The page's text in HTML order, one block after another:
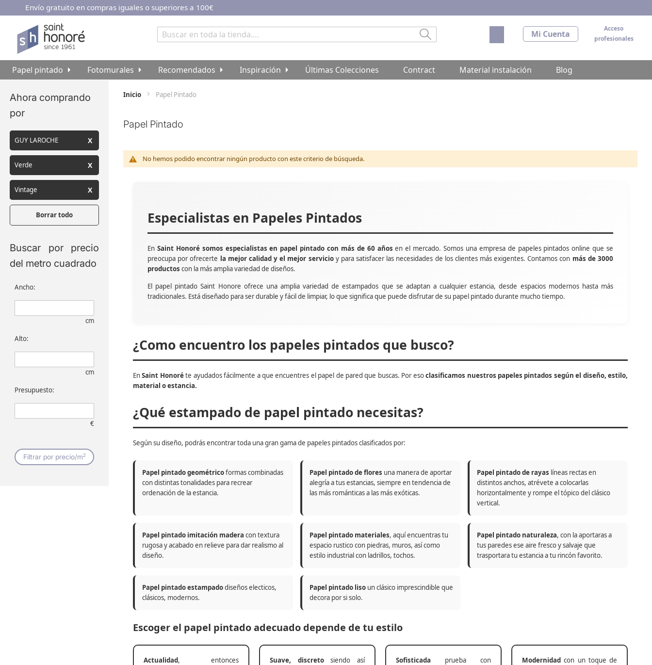
Ir
contenido
Envío gratuito en compras iguales o superiores a 100€
Acceso
profesionales
Mi Cuenta
Mi carrito
Papel pintado Fotomurales Recomendados Inspiración Últimas Colecciones Contract Material instalación Blog
Inicio Papel Pintado
Papel Pintado
No hemos podido encontrar ningún producto con este criterio de búsqueda.
Especialistas en Papeles Pintados
En Saint Honoré somos especialistas en papel pintado con más de 60 años en el mercado. Somos una empresa de papeles pintados online que se
preocupa por ofrecerte la mejor calidad y el mejor servicioy para satisfacer las necesidades de los clientes más exigentes. Contamos con más de 3000
productos con la más amplia variedad de diseños.
El papel pintado Saint Honore ofrece una amplia variedad de estampados que se adaptan a cualquier estancia, desde espacios modernos hasta más
tradicionales. Está diseñado para ser durable y fácil de limpiar, lo que significa que puede disfrutar de su papel pintado durante mucho tiempo.
¿Como encuentro los papeles pintados que busco?
EnSaint Honoréte ayudados fácilmente a que encuentres el papel de pared que buscas. Por esoclasificamos nuestros papeles pintados según el diseño, estilo,
material o estancia.
¿Qué estampado de papel pintado necesitas?
Según su diseño, podrás encontrar toda una gran gama de papeles pintados clasificados por:
Papel pintado geométricoformas combinadas
con distintas tonalidades para recrear
ordenación de la estancia.
Papel pintado de flores una manera de aportar
alegría a tus estancias, siempre en tendencia de
las más románticas a las más exóticas.
Papel pintado de rayas líneas rectas en
distintos anchos, atrévete a colocarlas
horizontalmente y rompe el tópico del clásico
vertical.
Papel pintado imitación madera con textura
rugosa y acabado en relieve para dar realismo al
diseño.
Papel pintado materiales, aquí encuentras tu
espacio rustico con piedras, muros, así como
estilo industrial con ladrillos, tochos.
Papel pintado naturaleza, con la aportaras a
tus paredes ese aire fresco y salvaje que
trasportara tu estancia a tu rincón favorito.
Papel pintado estampadodiseños electicos,
clásicos, modernos.
Papel pintado liso un clásico imprescindible que
decora por si solo.
Escoger el papel pintado adecuado depende de tu estilo
Actualidad, entonces
Suave, discretosiendo así
Sofisticada prueba con
Modernidad con un toque de
Buscar por precio
del metro cuadrado
Ancho:
cm
Alto:
cm
Presupuesto:
€
Filtrar por precio/m2
Ahora comprando
por
GUY LAROCHE
Verde
Vintage
Borrar todo